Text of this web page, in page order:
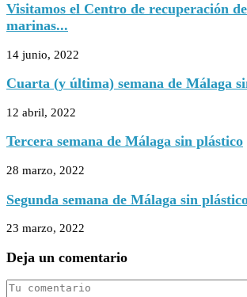
Visitamos el Centro de recuperación de
marinas...
14 junio, 2022
Cuarta (y última) semana de Málaga
12 abril, 2022
Tercera semana de Málaga sin plástico
28 marzo, 2022
Segunda semana de Málaga sin
23 marzo, 2022
Deja un comentario